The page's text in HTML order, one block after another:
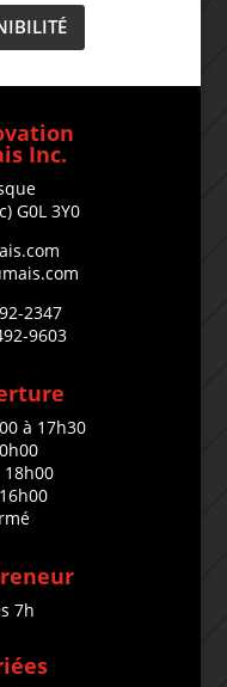
Inc.
G0L 3Y0
2347
9603
à 17h30
7h